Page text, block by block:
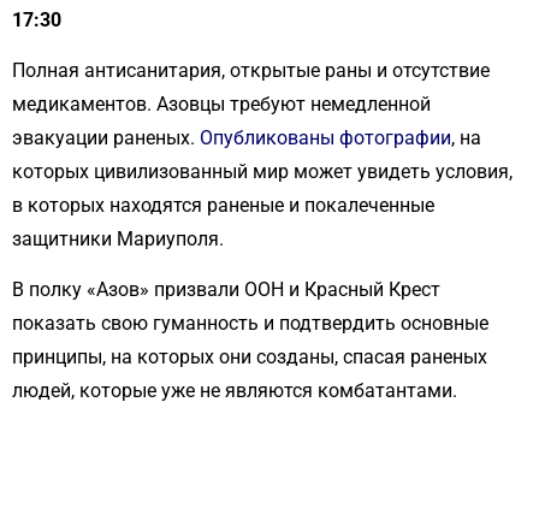
17:30
Полная антисанитария, открытые раны и отсутствие
медикаментов. Азовцы требуют немедленной
эвакуации раненых. Опубликованы фотографии, на
которых цивилизованный мир может увидеть условия,
в которых находятся раненые и покалеченные
защитники Мариуполя.
В полку «Азов» призвали ООН и Красный Крест
показать свою гуманность и подтвердить основные
принципы, на которых они созданы, спасая раненых
людей, которые уже не являются комбатантами.